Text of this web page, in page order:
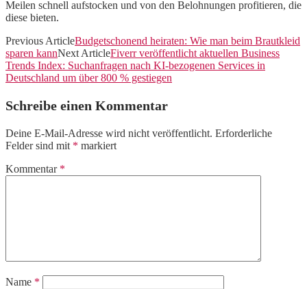
Meilen schnell aufstocken und von den Belohnungen profitieren, die
diese bieten.
Previous ArticleBudgetschonend heiraten: Wie man beim Brautkleid
sparen kannNext ArticleFiverr veröffentlicht aktuellen Business
Trends Index: Suchanfragen nach KI-bezogenen Services in
Deutschland um über 800 % gestiegen
Schreibe einen Kommentar
Deine E-Mail-Adresse wird nicht veröffentlicht. Erforderliche
Felder sind mit * markiert
Kommentar *
Name *